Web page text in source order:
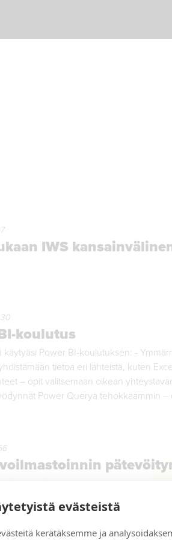
IWS
koulutus
käytyäsi Power BI-koulutuksen: -
tietoa eri lähteistä, kuten
– opit valitsemaan oikean
Power Querya tehokkaammin
nyt!
evästeistä
kerätäksemme ja